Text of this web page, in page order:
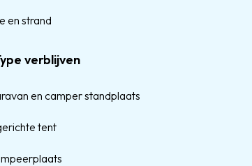
en strand
verblijven
en camper standplaats
tent